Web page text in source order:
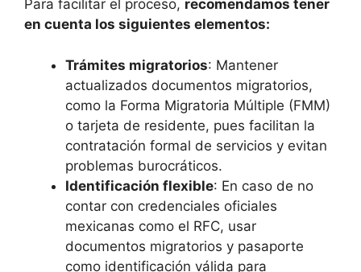
Para facilitar el proceso, recomendamos tener
en cuenta los siguientes elementos:
Trámites migratorios: Mantener
actualizados documentos migratorios,
como la Forma Migratoria Múltiple (FMM)
o tarjeta de residente, pues facilitan la
contratación formal de servicios y evitan
problemas burocráticos.
Identificación flexible: En caso de no
contar con credenciales oficiales
mexicanas como el RFC, usar
documentos migratorios y pasaporte
como identificación válida para